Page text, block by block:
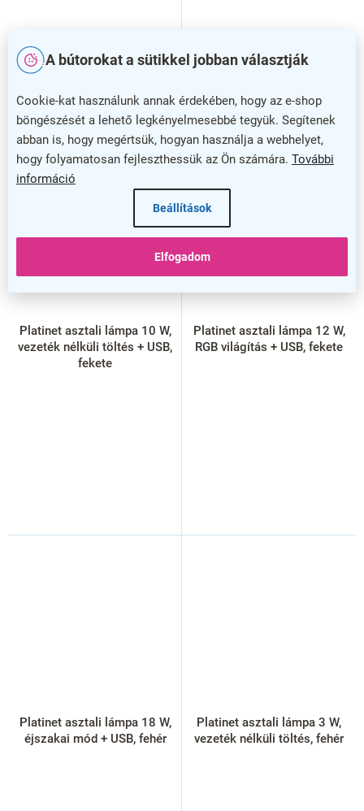
A bútorokat a sütikkel jobban választják
Cookie-kat használunk annak érdekében, hogy az e-shop
böngészését a lehető legkényelmesebbé tegyük. Segítenek
abban is, hogy megértsük, hogyan használja a webhelyet,
hogy folyamatosan fejleszthessük az Ön számára. További
információ
Beállítások
Elfogadom
Platinet asztali lámpa 10 W,
vezeték nélküli töltés + USB,
fekete
Platinet asztali lámpa 12 W,
RGB világítás + USB, fekete
Platinet asztali lámpa 18 W,
éjszakai mód + USB, fehér
Platinet asztali lámpa 3 W,
vezeték nélküli töltés, fehér